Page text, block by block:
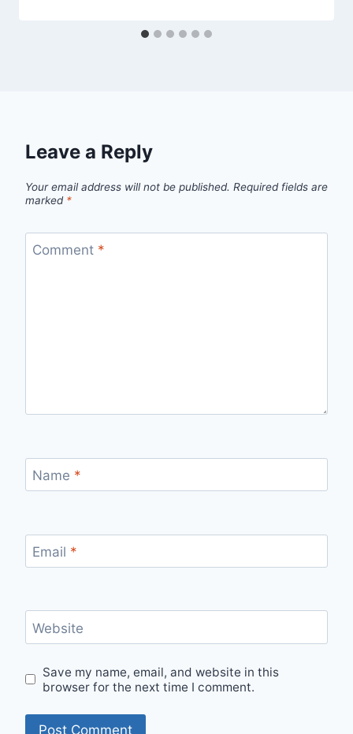
Leave a Reply
Your email address will not be published. Required fields are
marked *
Comment *
Name *
Email *
Website
Save my name, email, and website in this
browser for the next time I comment.